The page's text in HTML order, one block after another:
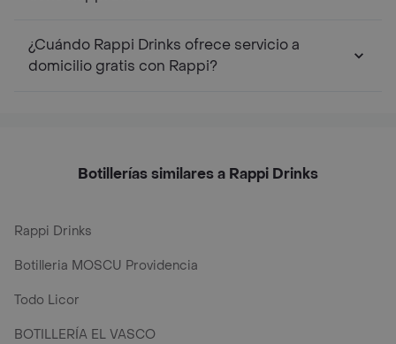
¿Cuándo Rappi Drinks ofrece servicio a
domicilio gratis con Rappi?
Botillerías similares a Rappi Drinks
Rappi Drinks
Botilleria MOSCU Providencia
Todo Licor
BOTILLERÍA EL VASCO